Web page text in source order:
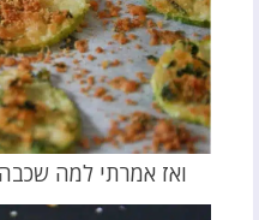
ואז אמרתי למה